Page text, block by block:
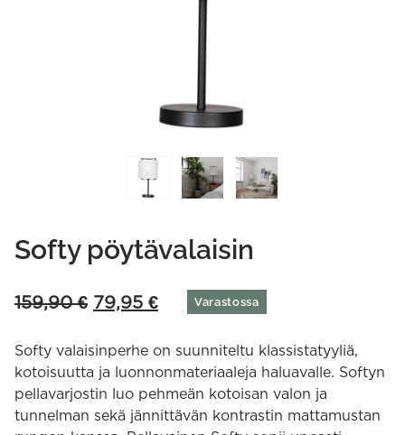
Softy pöytävalaisin
159,90€ Original
was:
159,90 €.
79,95 €Current
is:
79,95 €.
Varastossa
Softy valaisinperhe on suunniteltu klassistatyyliä,
kotoisuutta ja luonnonmateriaaleja haluavalle. Softyn
pellavarjostin luo pehmeän kotoisan valon ja
tunnelman sekä jännittävän kontrastin mattamustan